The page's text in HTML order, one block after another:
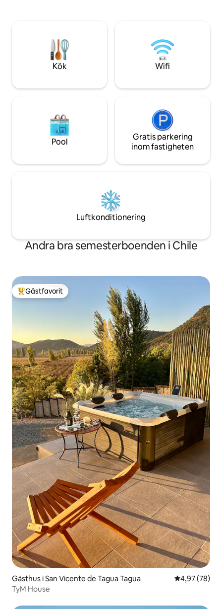
och kombinerar komfort med
hållbarhet. Det är den perfekta tillflykten
för att koppla av, ladda om och
återförenas med naturen med stil. 🌅🌿
hårtork, bidé!,
parkering. 6 km från Pucón på asfalterad
väg. Körde av
Kök Wifi
Pool
Gratis parkering
inom fastigheten
Luftkonditionering
Andra bra semesterboenden i Chile
Populär gästfavorit
Gästfavorit
Gästhus i San Vicente de Tagua Tagua 4,97 av 5 i
4,97 (78)
TyM House